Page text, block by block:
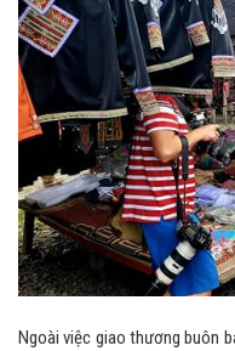
Ngoài việc giao thương buôn